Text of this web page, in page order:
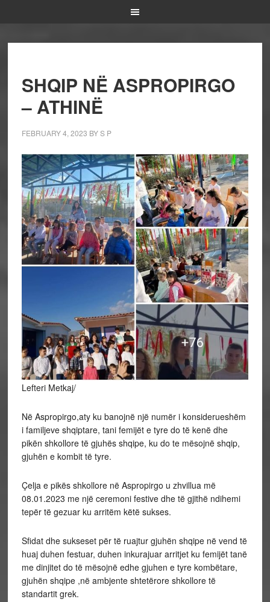
SHQIP NË ASPROPIRGO
– ATHINË
FEBRUARY 4, 2023 BYS P
Lefteri Metkaj/
Në Aspropirgo,aty ku banojnë një numër i konsiderueshëm
i familjeve shqiptare, tani femijët e tyre do të kenë dhe
pikën shkollore të gjuhës shqipe, ku do te mësojnë shqip,
gjuhën e kombit të tyre.
Çelja e pikës shkollore në Aspropirgo u zhvillua më
08.01.2023 me një ceremoni festive dhe të gjithë ndihemi
tepër të gezuar ku arritëm këtë sukses.
Sfidat dhe sukseset për të ruajtur gjuhën shqipe në vend të
huaj duhen festuar, duhen inkurajuar arritjet ku femijët tanë
me dinjitet do të mësojnë edhe gjuhen e tyre kombëtare,
gjuhën shqipe ,në ambjente shtetërore shkollore të
standartit grek.